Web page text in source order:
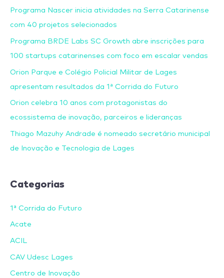
Programa Nascer inicia atividades na Serra Catarinense
com 40 projetos selecionados
Programa BRDE Labs SC Growth abre inscrições para
100 startups catarinenses com foco em escalar vendas
Orion Parque e Colégio Policial Militar de Lages
apresentam resultados da 1ª Corrida do Futuro
Orion celebra 10 anos com protagonistas do
ecossistema de inovação, parceiros e lideranças
Thiago Mazuhy Andrade é nomeado secretário municipal
de Inovação e Tecnologia de Lages
Categorias
1ª Corrida do Futuro
Acate
ACIL
CAV Udesc Lages
Centro de Inovação